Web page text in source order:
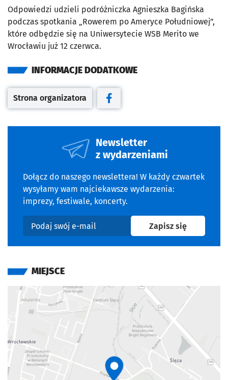
Odpowiedzi udzieli podróżniczka Agnieszka Bagińska
podczas spotkania „Rowerem po Ameryce Południowej”,
które odbędzie się na Uniwersytecie WSB Merito we
Wrocławiu już 12 czerwca.
INFORMACJE DODATKOWE
Otwiera się w nowej karcie
Strona organizatora
Otwiera się w nowej karcie
Newsletter
z wydarzeniami
Dołącz do naszego newslettera! W każdy czwartek
wysyłamy wam najciekawsze wydarzenia:
imprezy, festiwale, koncerty.
Podaj swój e-mail
Zapisz sięna
MIEJSCE